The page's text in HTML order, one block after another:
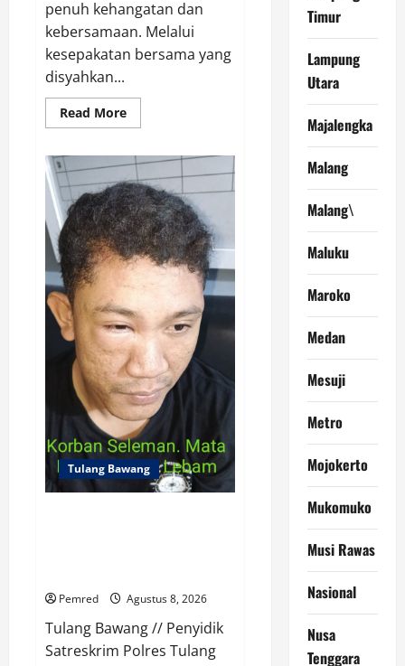
penuh kehangatan dan
kebersamaan. Melalui
kesepakatan bersama yang
disyahkan...
Read MoreRead
more
Pengambilan
Keputusan
Berjalan
Lancar
WFS
Pimpin
Karang
Taruna
Provinsi
Lampung
Priode
2031
Tulang Bawang
Pemred Agustus 8, 2026
Tulang Bawang // Penyidik
Satreskrim Polres Tulang
Timur
Lampung
Utara
Majalengka
Malang
Malang\
Maluku
Maroko
Medan
Mesuji
Metro
Mojokerto
Mukomuko
Musi Rawas
Nasional
Nusa
Tenggara